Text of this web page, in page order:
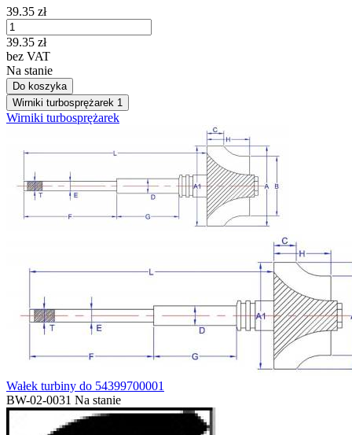
39.35 zł
39.35 zł
bez VAT
Na stanie
Do koszyka
Wirniki turbosprężarek 1
Wirniki turbosprężarek
Wałek turbiny do 54399700001
BW-02-0031 Na stanie